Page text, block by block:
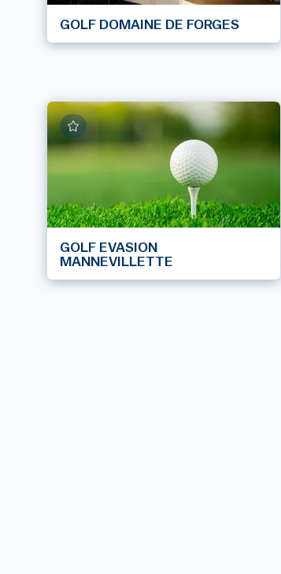
GOLF DOMAINE DE FORGES
GOLF EVASION
MANNEVILLETTE